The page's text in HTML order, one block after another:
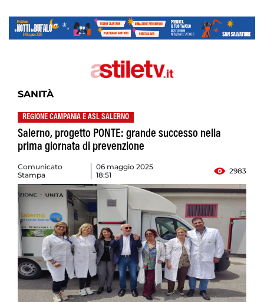
SANITÀ
REGIONE CAMPANIA E ASL SALERNO
Salerno, progetto PONTE: grande successo nella
prima giornata di prevenzione
Comunicato
Stampa
06 maggio 2025
18:51
2983